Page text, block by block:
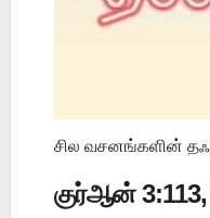
சில வசனங்களின்
குர்ஆன்